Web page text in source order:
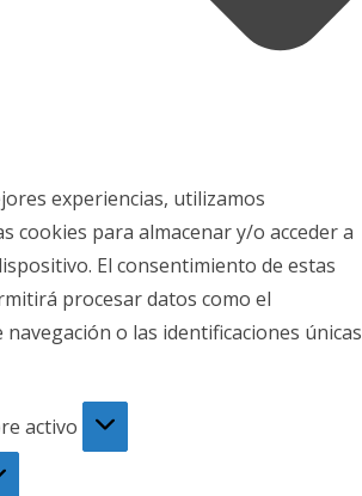
experiencias, utilizamos
cookies para almacenar y/o acceder a
El consentimiento de estas
procesar datos como el
o las identificaciones únicas
activo